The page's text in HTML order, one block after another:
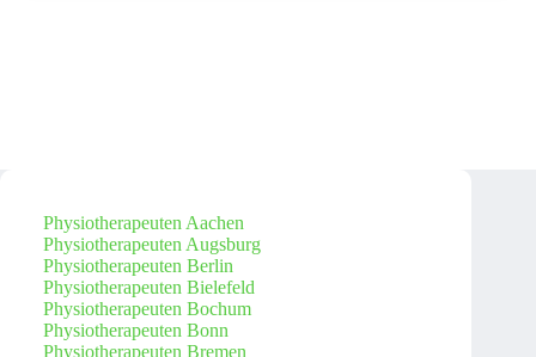
Physiotherapeuten Aachen
Physiotherapeuten Augsburg
Physiotherapeuten Berlin
Physiotherapeuten Bielefeld
Physiotherapeuten Bochum
Physiotherapeuten Bonn
Physiotherapeuten Bremen